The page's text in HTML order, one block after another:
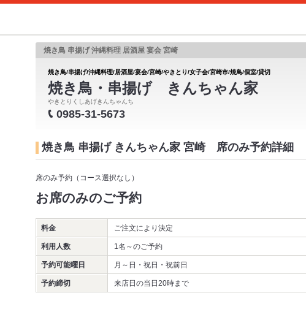
焼き鳥 串揚げ 沖縄料理 居酒屋 宴会 宮崎
焼き鳥/串揚げ/沖縄料理/居酒屋/宴会/宮崎/やきとり/女子会/宮崎市/焼鳥/個室/貸切
焼き鳥・串揚げ きんちゃん家
やきとりくしあげきんちゃんち
0985-31-5673
焼き鳥 串揚げ きんちゃん家 宮崎 席のみ予約詳細
席のみ予約（コース選択なし）
お席のみのご予約
料金 ご注文により決定
利用人数 1名～のご予約
予約可能曜日 月～日・祝日・祝前日
予約締切 来店日の当日20時まで